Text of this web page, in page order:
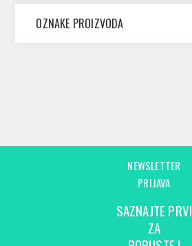
OZNAKE PROIZVODA
NEWSLETTER
PRIJAVA
SAZNAJTE PRVI
ZA